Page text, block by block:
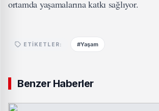
ortamda yaşamalarına katkı sağlıyor.
ETIKETLER: #Yaşam
Benzer Haberler